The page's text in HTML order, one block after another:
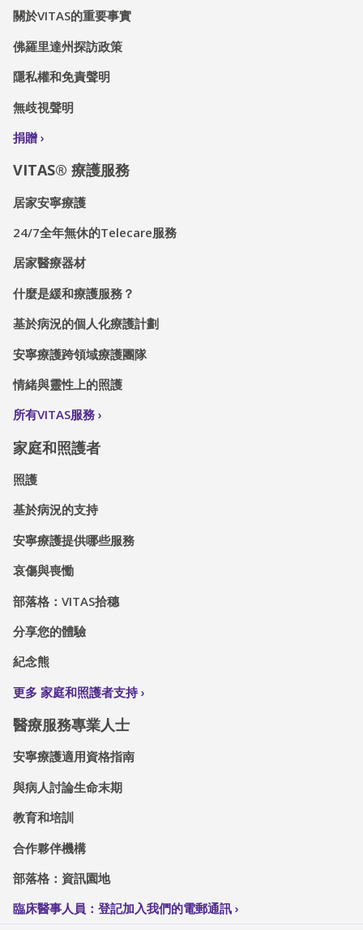
關於VITAS的重要事實
佛羅里達州探訪政策
隱私權和免責聲明
無歧視聲明
捐贈
VITAS® 療護服務
居家安寧療護
24/7全年無休的Telecare服務
居家醫療器材
什麼是緩和療護服務？
基於病況的個人化療護計劃
安寧療護跨領域療護團隊
情緒與靈性上的照護
所有VITAS服務
家庭和照護者
照護
基於病況的支持
安寧療護提供哪些服務
哀傷與喪慟
部落格：VITAS拾穗
分享您的體驗
紀念熊
更多 家庭和照護者支持
醫療服務專業人士
安寧療護適用資格指南
與病人討論生命末期
教育和培訓
合作夥伴機構
部落格：資訊園地
臨床醫事人員：登記加入我們的電郵通訊